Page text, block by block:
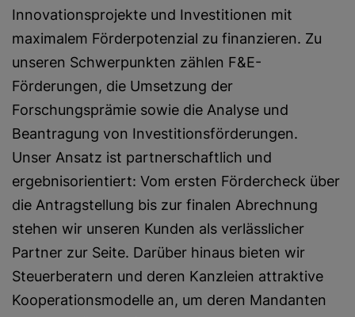
Innovationsprojekte und Investitionen mit
maximalem Förderpotenzial zu finanzieren. Zu
unseren Schwerpunkten zählen F&E-
Förderungen, die Umsetzung der
Forschungsprämie sowie die Analyse und
Beantragung von Investitionsförderungen.
Unser Ansatz ist partnerschaftlich und
ergebnisorientiert: Vom ersten Fördercheck über
die Antragstellung bis zur finalen Abrechnung
stehen wir unseren Kunden als verlässlicher
Partner zur Seite. Darüber hinaus bieten wir
Steuerberatern und deren Kanzleien attraktive
Kooperationsmodelle an, um deren Mandanten